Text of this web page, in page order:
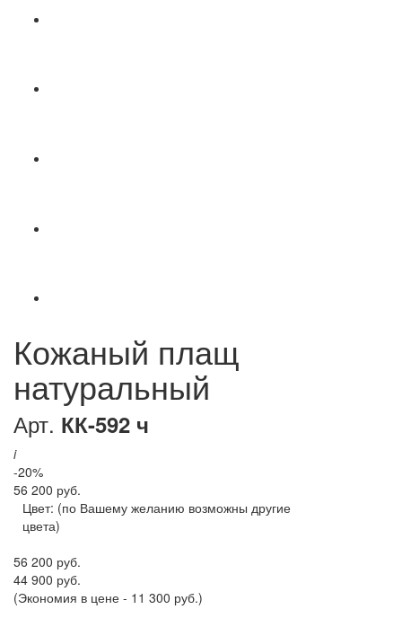
Кожаный плащ
натуральный
Арт. КК-592 ч
i
-20%
56 200 руб.
Цвет: (по Вашему желанию возможны другие
цвета)
56 200 руб.
44 900 руб.
(Экономия в цене - 11 300 руб.)